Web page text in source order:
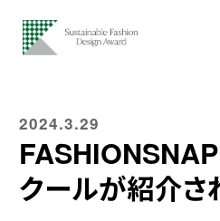
2024.3.29
FASHIONSNAP
クールが紹介さ